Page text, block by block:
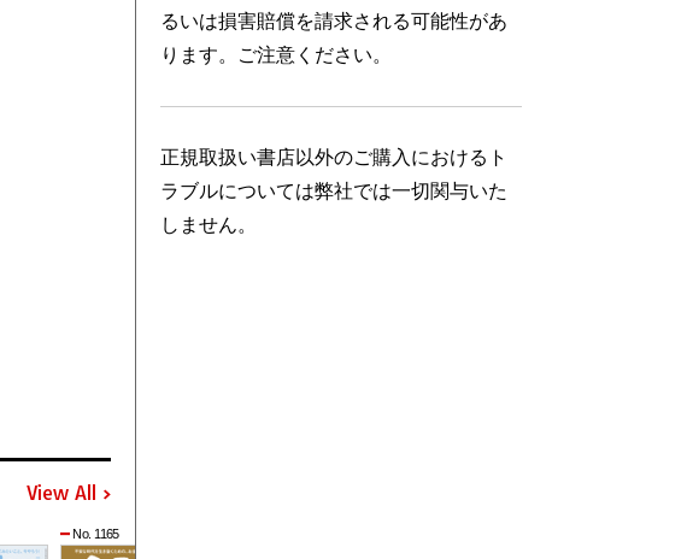
View All
No. 1165
るいは損害賠償を請求される可能性があ
ります。ご注意ください。
正規取扱い書店以外のご購入におけるト
ラブルについては弊社では一切関与いた
しません。